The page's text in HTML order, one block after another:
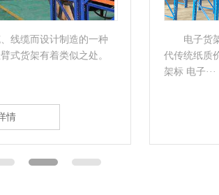
种放置在货架上、可替
示装置，每一个电子货
情
贯通式
体性货架；
放品种单一，